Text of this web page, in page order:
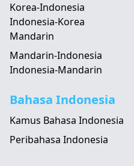
Korea-Indonesia
Indonesia-Korea
Mandarin
Mandarin-Indonesia
Indonesia-Mandarin
Bahasa Indonesia
Kamus Bahasa Indonesia
Peribahasa Indonesia